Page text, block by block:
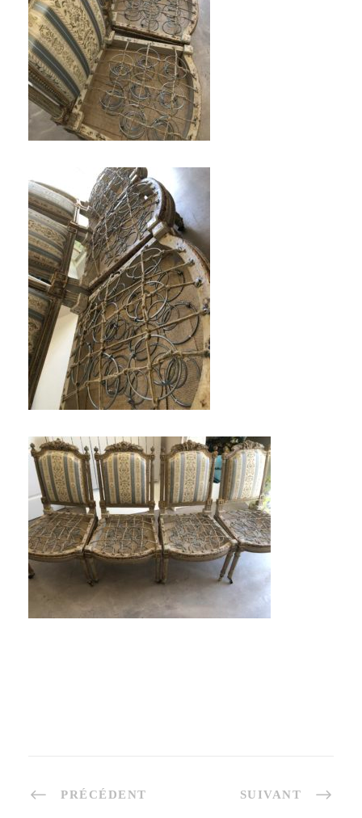
PRÉCÉDENT SUIVANT